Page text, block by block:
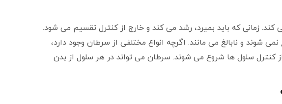
زمانی که باید بمیرد، رشد می کند و خارج از کنترل تقسیم می شود.
شوند و نابالغ می مانند. اگرچه انواع مختلفی از سرطان وجود دارد،
کنترل سلول ها شروع می شوند. سرطان می تواند در هر سلول از بدن